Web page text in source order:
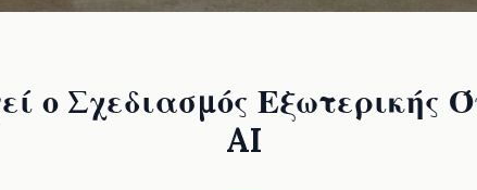
ο Σχεδιασμός Εξωτερικής
AI